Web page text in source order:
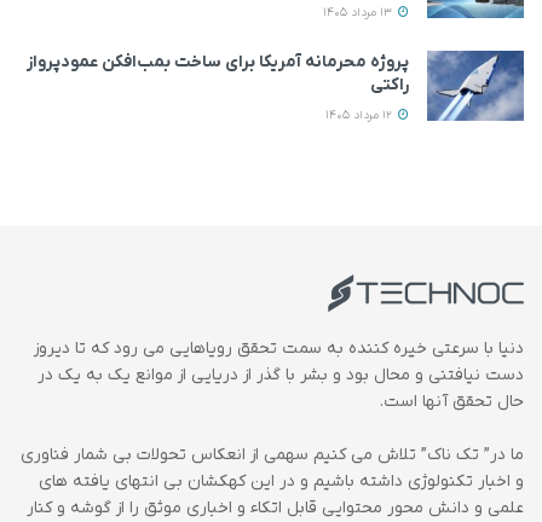
پروژه محرمانه آمریکا برای ساخت بمب‌افکن عمودپرواز
راکتی
دنیا با سرعتی خیره کننده به سمت تحقق رویاهایی می رود که تا دیروز
دست نیافتنی و محال بود و بشر با گذر از دریایی از موانع یک به یک در
حال تحقق آنها است.
ما در” تک ناک” تلاش می کنیم سهمی از انعکاس تحولات بی شمار فناوری
و اخبار تکنولوژی داشته باشیم و در این کهکشان بی انتهای یافته های
علمی و دانش محور محتوایی قابل اتکاء و اخباری موثق را از گوشه و کنار